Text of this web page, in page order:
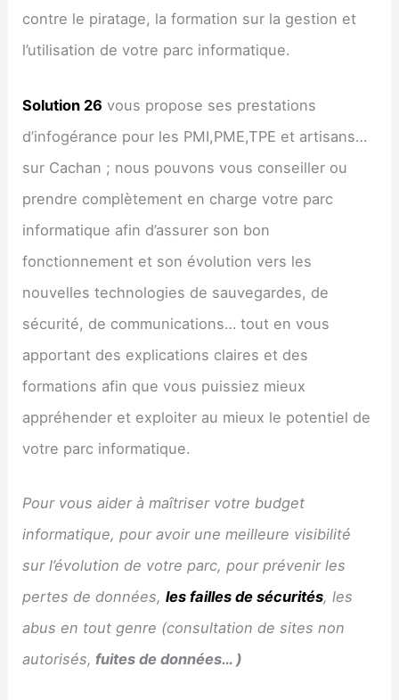
contre le piratage, la formation sur la gestion et
l’utilisation de votre parc informatique.
Solution 26 vous propose ses prestations
d’infogérance pour les PMI,PME,TPE et artisans…
sur Cachan ; nous pouvons vous conseiller ou
prendre complètement en charge votre parc
informatique afin d’assurer son bon
fonctionnement et son évolution vers les
nouvelles technologies de sauvegardes, de
sécurité, de communications… tout en vous
apportant des explications claires et des
formations afin que vous puissiez mieux
appréhender et exploiter au mieux le potentiel de
votre parc informatique.
Pour vous aider à maîtriser votre budget
informatique, pour avoir une meilleure visibilité
sur l’évolution de votre parc, pour prévenir les
pertes de données,les failles de sécurités, les
abus en tout genre (consultation de sites non
autorisés, fuites de données… )